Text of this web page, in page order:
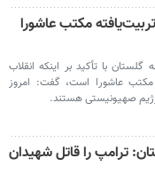
مکتب عاشورا
گلستان با تأکید بر اینکه انقلاب
مکتب عاشورا است، گفت: امروز
صهیونیستی هستند.
ترامپ را قاتل شهیدان